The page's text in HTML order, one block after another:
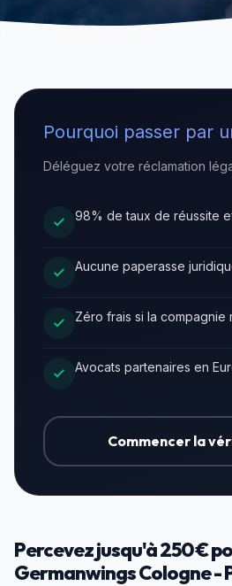
Percevez jusqu'à 250 €
Germanwings Cologne -
Pourquoi passer par
Déléguez votre réclamation
98% de taux de réussite
Aucune paperasse
Zéro frais si la
Avocats partenaires en
Commencer la